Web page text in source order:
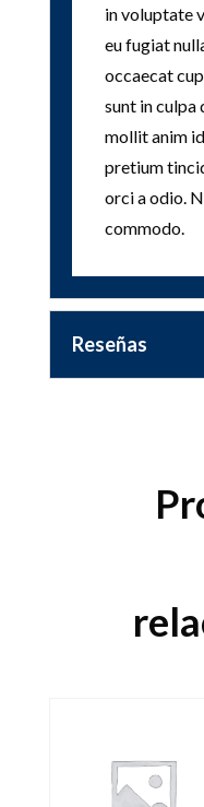
in voluptate
eu fugiat
occaecat
sunt in culpa
mollit anim
pretium
orci a odio.
commodo.
Reseñas